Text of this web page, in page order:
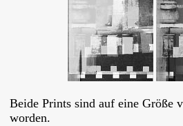
Beide Prints sind auf eine Größe
worden.